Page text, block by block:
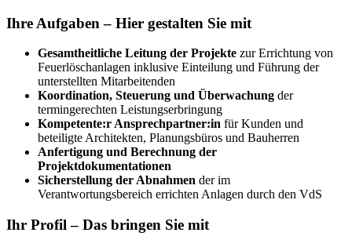
Ihre Aufgaben – Hier gestalten Sie mit
Gesamtheitliche Leitung der Projekte zur Errichtung von
Feuerlöschanlagen inklusive Einteilung und Führung der
unterstellten Mitarbeitenden
Koordination, Steuerung und Überwachung der
termingerechten Leistungserbringung
Kompetente:r Ansprechpartner:in für Kunden und
beteiligte Architekten, Planungsbüros und Bauherren
Anfertigung und Berechnung der
Projektdokumentationen
Sicherstellung der Abnahmen der im
Verantwortungsbereich errichten Anlagen durch den VdS
Ihr Profil – Das bringen Sie mit